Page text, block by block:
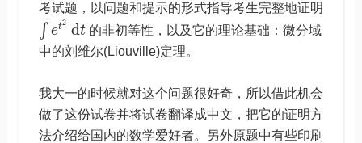
考试题，以问题和提示的形式指导考生完整地证明
∫ et2 dt 的非初等性，以及它的理论基础：微分域
中的刘维尔(Liouville)定理。
我大一的时候就对这个问题很好奇，所以借此机会
做了这份试卷并将试卷翻译成中文，把它的证明方
法介绍给国内的数学爱好者。另外原题中有些印刷